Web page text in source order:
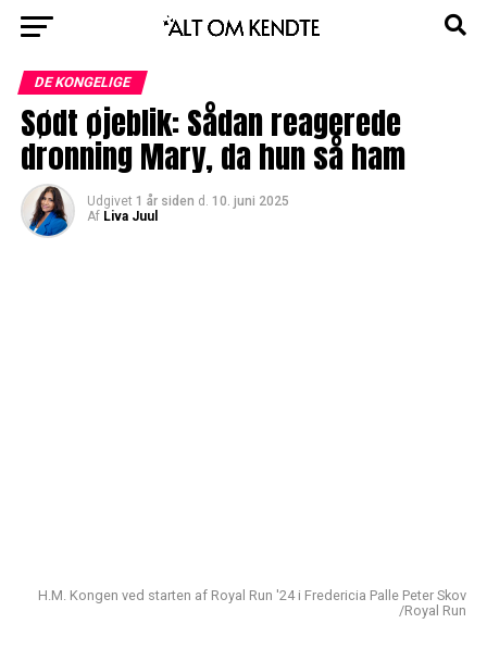
DE KONGELIGE
Sødt øjeblik: Sådan reagerede
dronning Mary, da hun så ham
Udgivet 1 år siden d. 10. juni 2025
Af Liva Juul
H.M. Kongen ved starten af Royal Run '24 i Fredericia Palle Peter Skov
/Royal Run